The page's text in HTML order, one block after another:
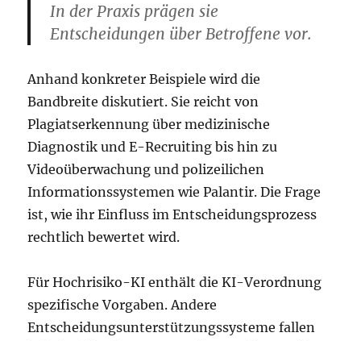
In der Praxis prägen sie
Entscheidungen über Betroffene vor.
Anhand konkreter Beispiele wird die
Bandbreite diskutiert. Sie reicht von
Plagiatserkennung über medizinische
Diagnostik und E-Recruiting bis hin zu
Videoüberwachung und polizeilichen
Informationssystemen wie Palantir. Die Frage
ist, wie ihr Einfluss im Entscheidungsprozess
rechtlich bewertet wird.
Für Hochrisiko-KI enthält die KI-Verordnung
spezifische Vorgaben. Andere
Entscheidungsunterstützungssysteme fallen